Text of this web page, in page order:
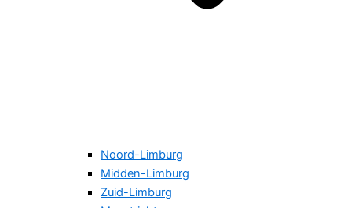
Noord-Limburg
Midden-Limburg
Zuid-Limburg